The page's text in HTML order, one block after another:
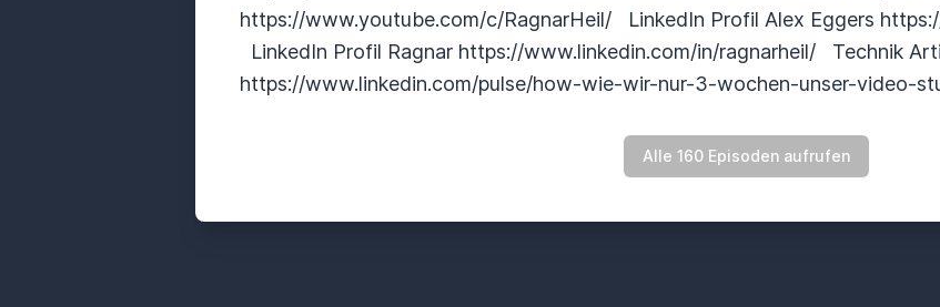
https://www.youtube.com/c/RagnarHeil/ LinkedIn Profil Alex Eggers
LinkedIn Profil Ragnar https://www.linkedin.com/in/ragnarheil/ Technik
https://www.linkedin.com/pulse/how-wie-wir-nur-3-wochen-unser-video-
Alle 160 Episoden aufrufen